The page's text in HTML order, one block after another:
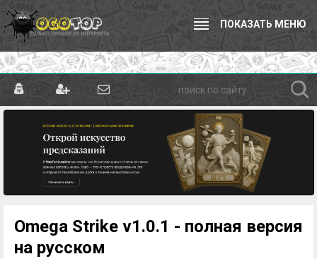
ПОКАЗАТЬ МЕНЮ
Omega Strike v1.0.1 - полная версия
на русском